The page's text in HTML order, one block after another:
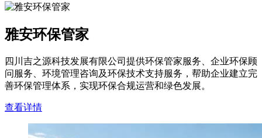
雅安环保管家
四川吉之源科技发展有限公司提供环保管家服务、企业环保顾
问服务、环境管理咨询及环保技术支持服务，帮助企业建立完
善环保管理体系，实现环保合规运营和绿色发展。
查看详情